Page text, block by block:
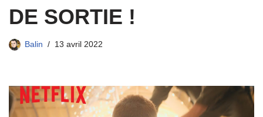
DE SORTIE !
Balin 13 avril 2022